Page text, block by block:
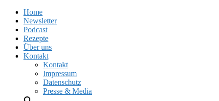
Home
Newsletter
Podcast
Rezepte
Über uns
Kontakt
Kontakt
Impressum
Datenschutz
Presse & Media